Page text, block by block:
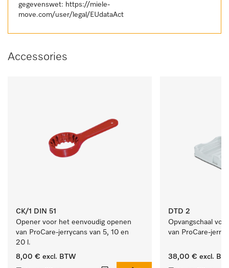
gegevenswet: https://miele-
move.com/user/legal/EUdataAct
Accessories
CK/1 DIN 51
Opener voor het eenvoudig openen
van ProCare-jerrycans van 5, 10 en
20 l.
8,00 € excl. BTW
DTD 2
Opvangschaal
van ProCare-
38,00 € excl.